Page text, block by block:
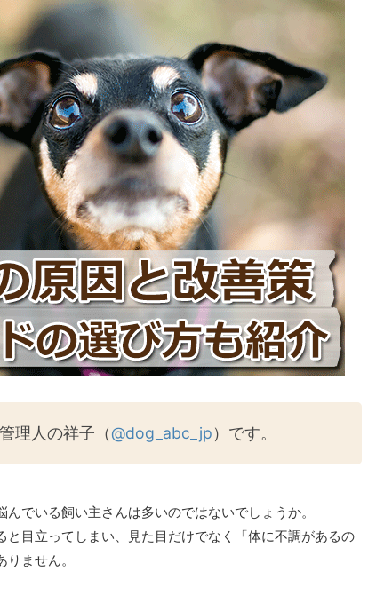
理人の祥子（@dog_abc_jp）です。
でいる飼い主さんは多いのではないでしょうか。
と目立ってしまい、見た目だけでなく「体に不調があるの
ません。